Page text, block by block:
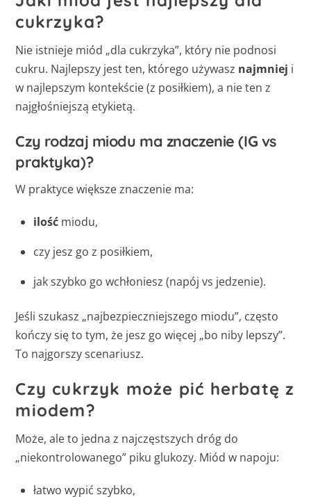
cukrzyka?
Nie istnieje miód „dla cukrzyka”, który nie podnosi
cukru. Najlepszy jest ten, którego używasz najmniej i
w najlepszym kontekście (z posiłkiem), a nie ten z
najgłośniejszą etykietą.
Czy rodzaj miodu ma znaczenie (IG vs
praktyka)?
W praktyce większe znaczenie ma:
ilość miodu,
czy jesz go z posiłkiem,
jak szybko go wchłoniesz (napój vs jedzenie).
Jeśli szukasz „najbezpieczniejszego miodu”, często
kończy się to tym, że jesz go więcej „bo niby lepszy”.
To najgorszy scenariusz.
Czy cukrzyk może pić herbatę z
miodem?
Może, ale to jedna z najczęstszych dróg do
„niekontrolowanego” piku glukozy. Miód w napoju:
łatwo wypić szybko,